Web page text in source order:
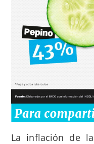
La inflación de